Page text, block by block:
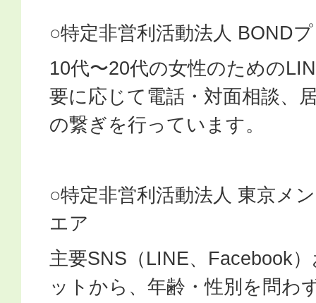
○特定非営利活動法人 BOND
10代〜20代の女性のための
要に応じて電話・対面相談、
の繋ぎを行っています。
○特定非営利活動法人 東京メ
エア
主要SNS（LINE、Facebook
ットから、年齢・性別を問わ